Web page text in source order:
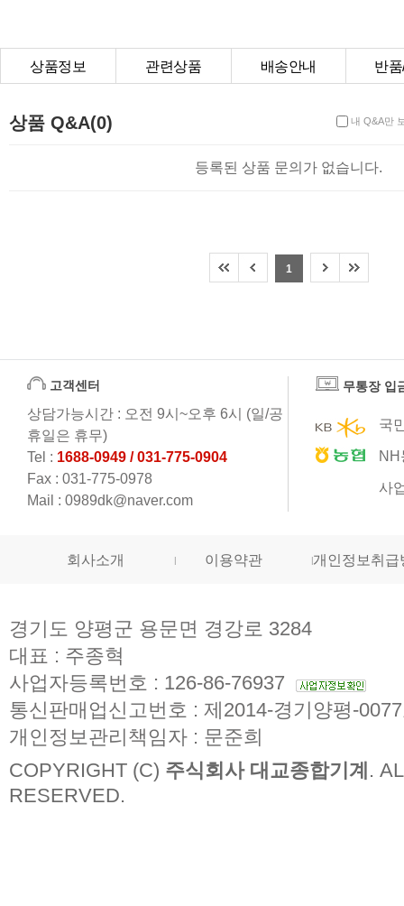
상품정보 관련상품 배송안내 반
상품 Q&A(0) 내 Q&A만
등록된 상품 문의가 없습니다.
1
고객센터
상담가능시간 : 오전 9시~오후 6시 (일/공
휴일은 휴무)
Tel : 1688-0949 / 031-775-0904
Fax : 031-775-0978
Mail : 0989dk@naver.com
무통장 입
국
사
회사소개 이용약관 개인정보취급
경기도 양평군 용문면 경강로 3284
대표 : 주종혁
사업자등록번호 : 126-86-76937
통신판매업신고번호 : 제2014-경기양평-
개인정보관리책임자 : 문준희
COPYRIGHT (C) 주식회사 대교종합기계 .
RESERVED.